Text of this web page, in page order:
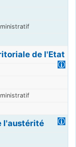
de l'Etat
l'austérité